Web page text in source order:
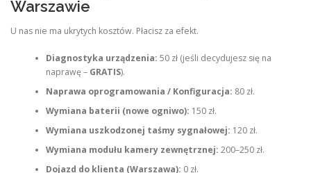
Warszawie
U nas nie ma ukrytych kosztów. Płacisz za efekt.
Diagnostyka urządzenia: 50 zł (jeśli decydujesz się na
naprawę – GRATIS).
Naprawa oprogramowania / Konfiguracja: 80 zł.
Wymiana baterii (nowe ogniwo): 150 zł.
Wymiana uszkodzonej taśmy sygnałowej: 120 zł.
Wymiana modułu kamery zewnętrznej: 200–250 zł.
Dojazd do klienta (Warszawa): 0 zł.